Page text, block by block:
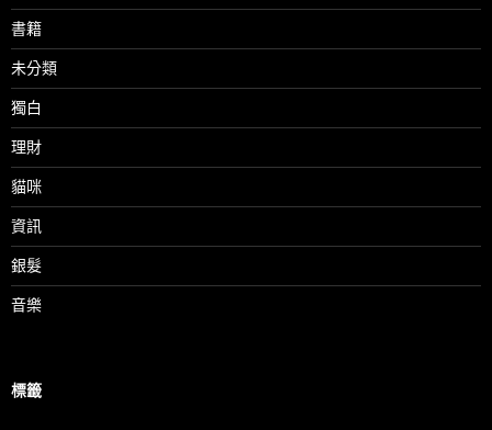
書籍
未分類
獨白
理財
貓咪
資訊
銀髮
音樂
標籤